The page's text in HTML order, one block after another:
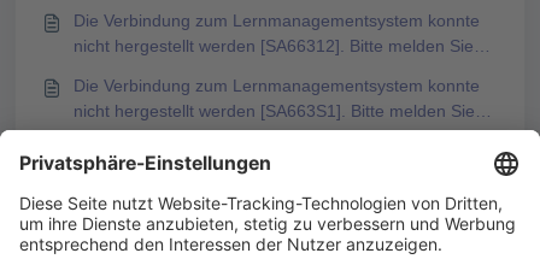
Die Verbindung zum Lernmanagementsystem konnte
nicht hergestellt werden [SA66312]. Bitte melden Sie
Die Verbindung zum Lernmanagementsystem konnte
nicht hergestellt werden [SA663S1]. Bitte melden Sie
sich erneut an und starten Sie dann diesen Inhalt neu.
Das könnte Sie auch interessieren
Spracheinstellung von Medien bei übersetzten Inhalten
Multisprachenexport von Kursen